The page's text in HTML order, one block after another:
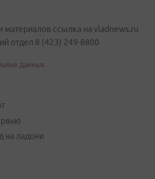
ссылка на vladnews.ru
отдел 8 (423) 249-8800
данных
на ладони